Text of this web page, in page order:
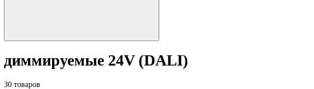
диммируемые 24V (DALI)
30 товаров